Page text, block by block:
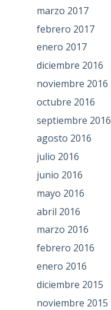
marzo 2017
febrero 2017
enero 2017
diciembre 2016
noviembre 2016
octubre 2016
septiembre 2016
agosto 2016
julio 2016
junio 2016
mayo 2016
abril 2016
marzo 2016
febrero 2016
enero 2016
diciembre 2015
noviembre 2015